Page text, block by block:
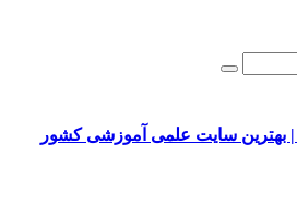
| بهترین سایت علمی آموزشی کشور